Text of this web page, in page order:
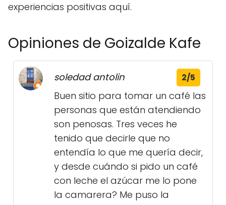
experiencias positivas aquí.
Opiniones de Goizalde Kafe
soledad antolin 2/5
Buen sitio para tomar un café las
personas que están atendiendo
son penosas. Tres veces he
tenido que decirle que no
entendía lo que me quería decir,
y desde cuándo si pido un café
con leche el azúcar me lo pone
la camarera? Me puso la